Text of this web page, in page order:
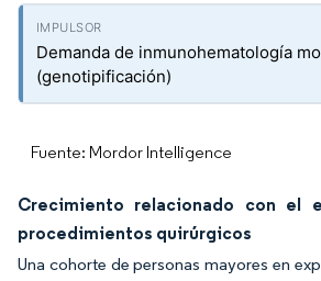
Demanda de inmunohematología
(genotipificación)
Fuente: Mordor Intelligence
Crecimiento relacionado con el
procedimientos quirúrgicos
Una cohorte de personas mayores en